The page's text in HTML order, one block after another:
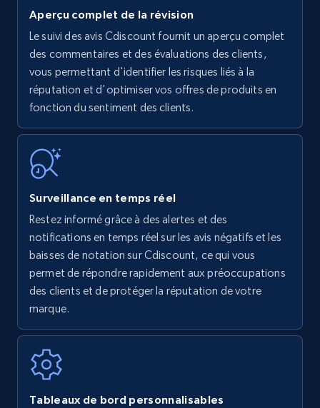
Amazon products - find products by using
upc numbers
Title, Seller name, Brand, Description, Initial
price, Currency, Availability, Reviews count, and
35.3K+
Amazon Reviews
URL, Product name, Product rating, Product
rating object, Product rating max, Rating,
Author name, Asin, and more.
Walmart - products
Aperçu complet de la révision
Le suivi des avis Cdiscount fournit un aperçu complet
des commentaires et des évaluations des clients,
vous permettant d'identifier les risques liés à la
réputation et d'optimiser vos offres de produits en
fonction du sentiment des clients.
Surveillance en temps réel
Restez informé grâce à des alertes et des
notifications en temps réel sur les avis négatifs et les
baisses de notation sur Cdiscount, ce qui vous
permet de répondre rapidement aux préoccupations
des clients et de protéger la réputation de votre
marque.
Tableaux de bord personnalisables